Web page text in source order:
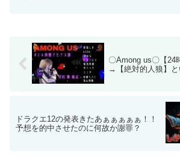
〇Among us〇【24
→【絶対的人狼】
ドラクエ12の発表きたあぁぁぁぁぁ！！
予想を的中させたのに何故か謝罪？